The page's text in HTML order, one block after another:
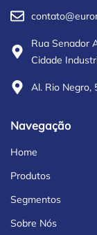
Rua Senador
Cidade
Al. Rio Negro,
Navegação
Home
Produtos
Segmentos
Sobre Nós